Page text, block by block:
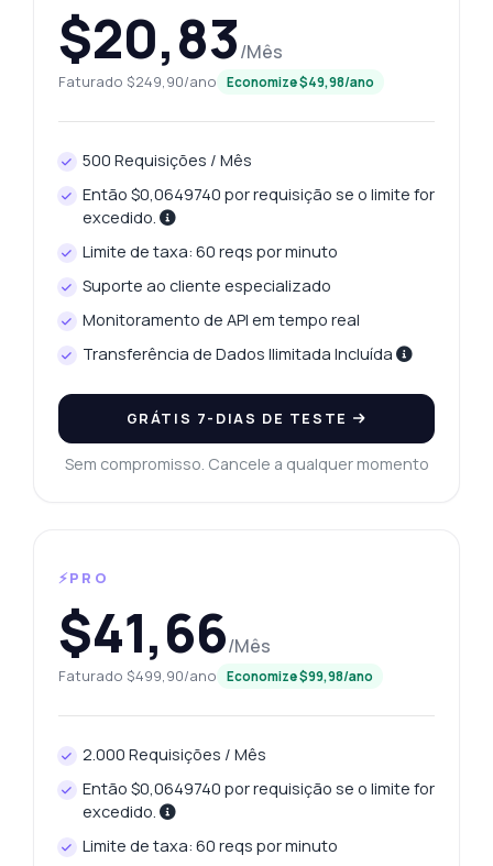
$20,83/Mês
Faturado $249,90/ano Economize $49,98/ano
500 Requisições / Mês
Então $0,0649740 por requisição se o limite for
excedido.
Limite de taxa: 60 reqs por minuto
Suporte ao cliente especializado
Monitoramento de API em tempo real
Transferência de Dados Ilimitada Incluída
GRÁTIS 7-DIAS DE TESTE
Sem compromisso. Cancele a qualquer momento
⚡PRO
$41,66/Mês
Faturado $499,90/ano Economize $99,98/ano
2.000 Requisições / Mês
Então $0,0649740 por requisição se o limite for
excedido.
Limite de taxa: 60 reqs por minuto